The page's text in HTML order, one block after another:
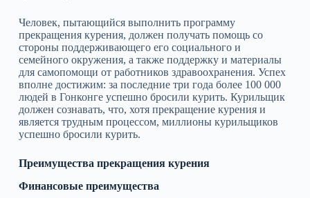
Человек, пытающийся выполнить программу
прекращения курения, должен получать помощь со
стороны поддерживающего его социального и
семейного окружения, а также поддержку и материалы
для самопомощи от работников здравоохранения. Успех
вполне достижим: за последние три года более 100 000
людей в Гонконге успешно бросили курить. Курильщик
должен сознавать, что, хотя прекращение курения и
является трудным процессом, миллионы курильщиков
успешно бросили курить.
Преимущества прекращения курения
Финансовые преимущества